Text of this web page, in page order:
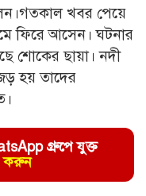
খবর পেয়ে
ফিরে আসেন। ঘটনার
শোকের ছায়া। নদী
হয় তাদের
গ্রুপে যুক্ত
করুন